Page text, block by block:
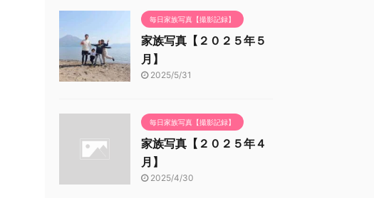
毎日家族写真【撮影記録】
家族写真【２０２５年５
月】
2025/5/31
毎日家族写真【撮影記録】
家族写真【２０２５年４
月】
2025/4/30